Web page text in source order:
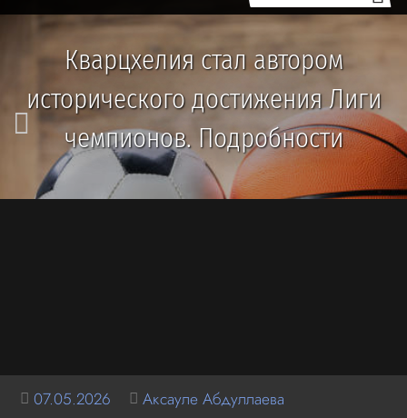
Кварцхелия стал автором
исторического достижения Лиги
чемпионов. Подробности
07.05.2026 Аксауле Абдуллаева